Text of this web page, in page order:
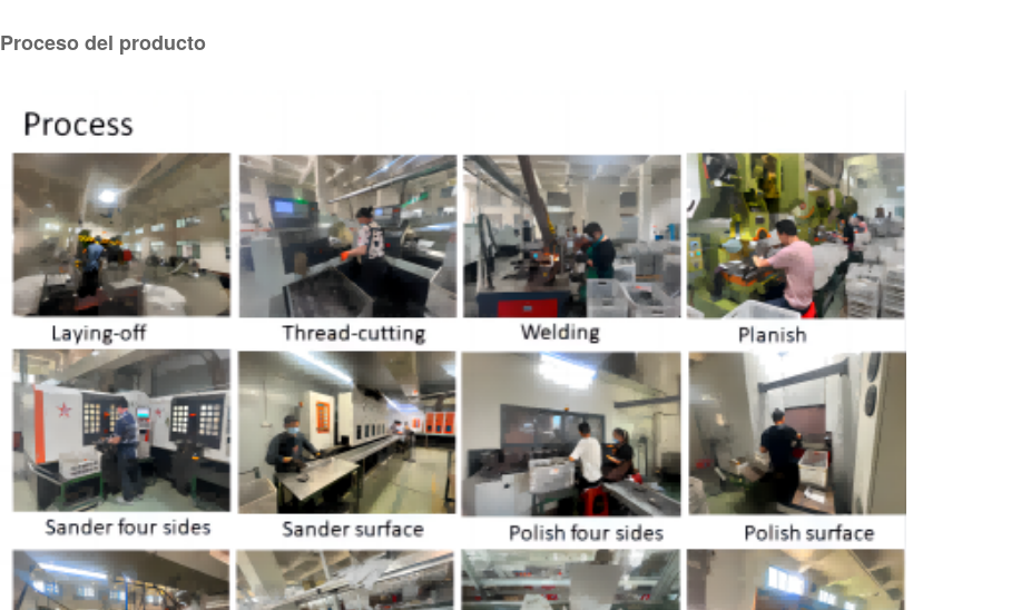
Proceso del producto